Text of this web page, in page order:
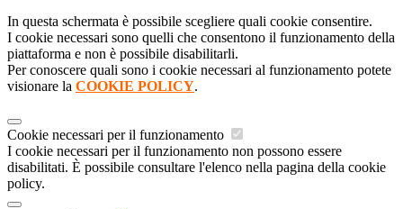
In questa schermata è possibile scegliere quali cookie consentire.
I cookie necessari sono quelli che consentono il funzionamento della
piattaforma e non è possibile disabilitarli.
Per conoscere quali sono i cookie necessari al funzionamento potete
visionare la COOKIE POLICY.
Cookie necessari per il funzionamento
I cookie necessari per il funzionamento non possono essere
disabilitati. È possibile consultare l'elenco nella pagina della cookie
policy.